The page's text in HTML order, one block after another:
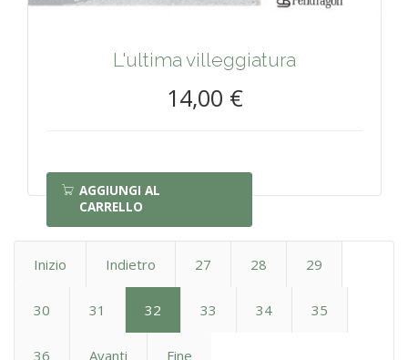
L'ultima villeggiatura
14,00 €
AGGIUNGI AL
CARRELLO
Inizio Indietro 27 28 29
30 31 32 33 34 35
36 Avanti Fine